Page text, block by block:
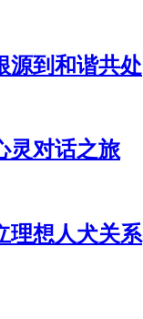
源到和谐共处
灵对话之旅
理想人犬关系